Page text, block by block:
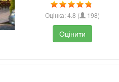
Оцінка:4.8 ( 198)
Оцінити